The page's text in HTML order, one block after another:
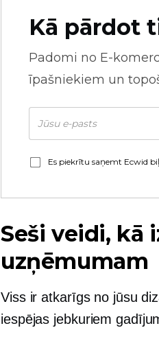
Kā pārdot
Padomi no E-
īpašniekiem un
Es piekrītu saņemt Ecwid
Seši veidi, kā
uzņēmumam
Viss ir atkarīgs no jūsu
iespējas jebkuriem